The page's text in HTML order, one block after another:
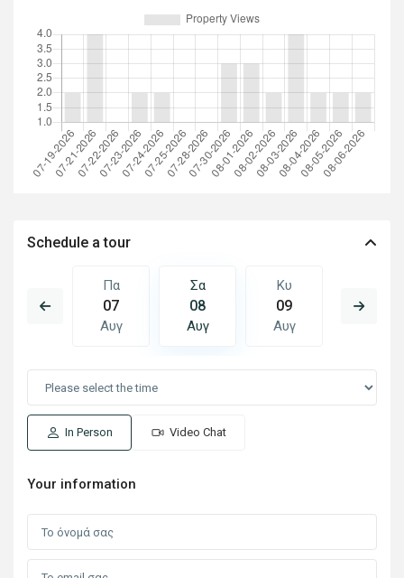
Schedule a tour
Πα
07
Αυγ
Σα
08
Αυγ
Κυ
09
Αυγ
10
In Person Video Chat
Your information